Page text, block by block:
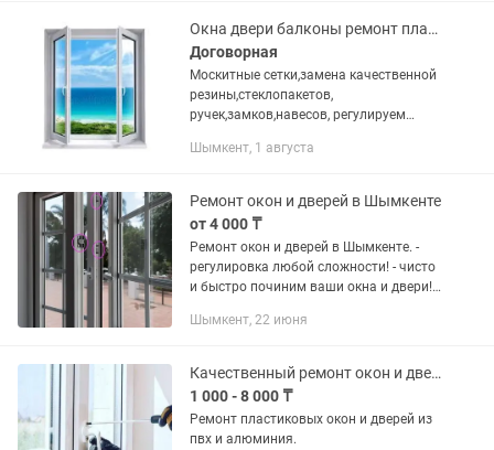
москитных...
Окна двери балконы ремонт пластиковых алюминиевых изделий сборка установка
Договорная
Москитные сетки,замена качественной
резины,стеклопакетов,
ручек,замков,навесов, регулируем
монтаж демонтаж пластиковых
вашему дому!
Шымкент, 1 августа
Ремонт окон и дверей в Шымкенте
от 4 000 ₸
Ремонт окон и дверей в Шымкенте. -
регулировка любой сложности! - чисто
и быстро починим ваши окна и двери! -
резины-уплотнителя, устраним
Шымкент, 22 июня
Качественный ремонт окон и дверей по г. Шымкент.24/7
1 000 - 8 000 ₸
Ремонт пластиковых окон и дверей из
пвх и алюминия.